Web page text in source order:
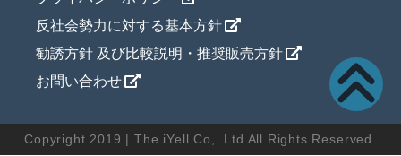
反社会勢力に対する基本方針
勧誘方針 及び比較説明・推奨販売方針
お問い合わせ
Copyright 2019 | The iYell Co,. Ltd All Rights Reserved.